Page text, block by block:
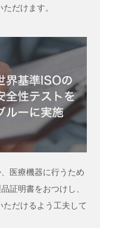
だけます。
医療機器に行うため
証明書をおつけし、
だけるよう工夫して